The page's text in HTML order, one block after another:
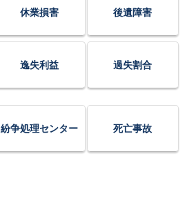
休業損害 後遺障害
逸失利益 過失割合
紛争処理センター 死亡事故